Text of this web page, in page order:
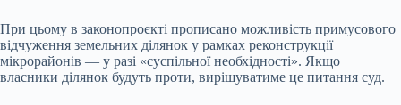
При цьому в законопроєкті прописано можливість примусового
відчуження земельних ділянок у рамках реконструкції
мікрорайонів — у разі «суспільної необхідності». Якщо
власники ділянок будуть проти, вирішуватиме це питання суд.